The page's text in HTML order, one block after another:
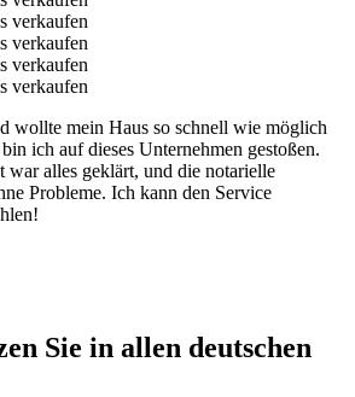
wollte mein Haus so schnell wie möglich
ich auf dieses Unternehmen gestoßen.
war alles geklärt, und die notarielle
Probleme. Ich kann den Service
Sie in allen deutschen